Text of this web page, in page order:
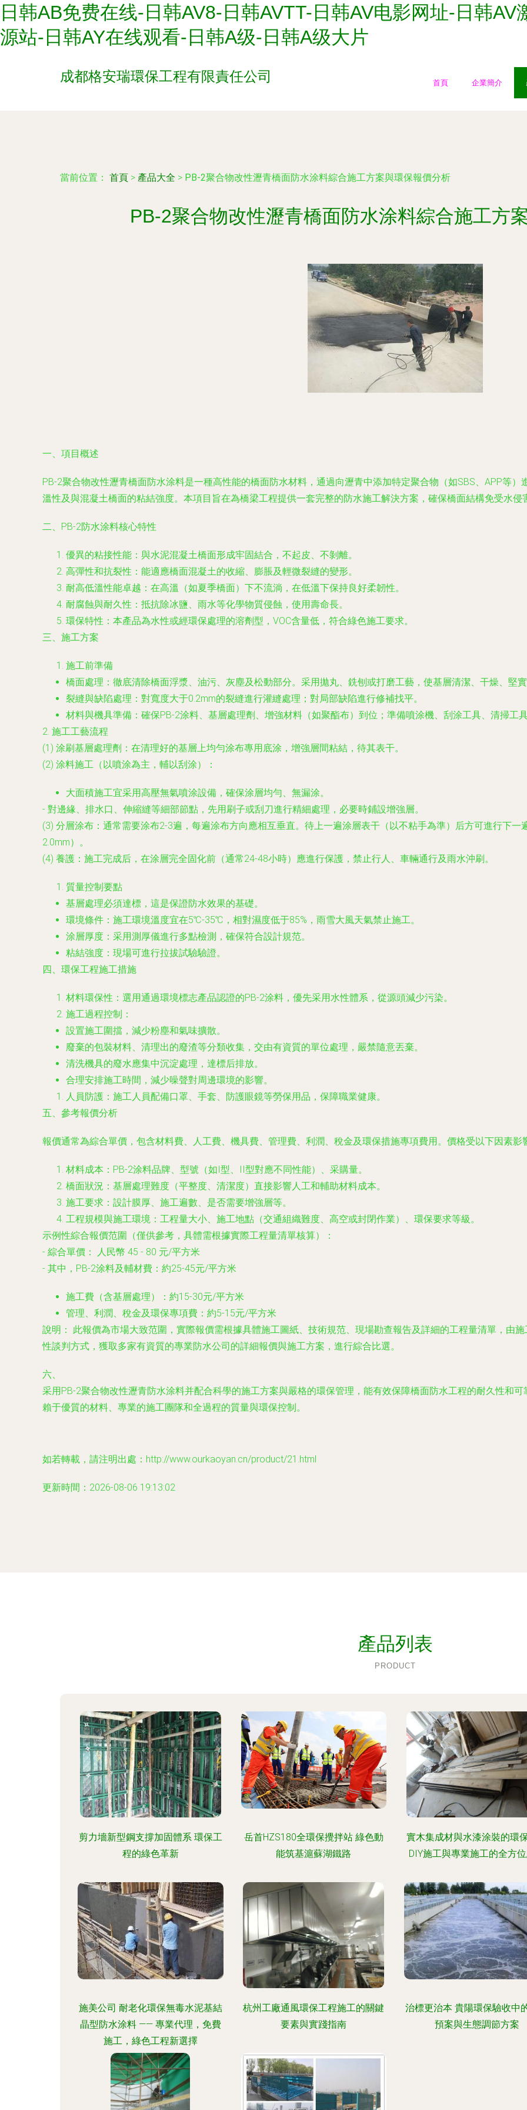
日韩AB免费在线-日韩AV8-日韩AVTT-日韩AV电影网址-日韩
源站-日韩AY在线观看-日韩A级-日韩A级大片
成都格安瑞環保工程有限責任公司 首頁 企業簡介
當前位置： 首頁 > 產品大全 > PB-2聚合物改性瀝青橋面防水涂料綜合施工方案與環保報價分析
PB-2聚合物改性瀝青橋面防水涂料綜合施工方
一、項目概述
PB-2聚合物改性瀝青橋面防水涂料是一種高性能的橋面防水材料，通過向瀝青中添加特定聚合物（如SBS、APP等
溫性及與混凝土橋面的粘結強度。本項目旨在為橋梁工程提供一套完整的防水施工解決方案，確保橋面結構免受水
二、PB-2防水涂料核心特性
優異的粘接性能：與水泥混凝土橋面形成牢固結合，不起皮、不剝離。
高彈性和抗裂性：能適應橋面混凝土的收縮、膨脹及輕微裂縫的變形。
耐高低溫性能卓越：在高溫（如夏季橋面）下不流淌，在低溫下保持良好柔韌性。
耐腐蝕與耐久性：抵抗除冰鹽、雨水等化學物質侵蝕，使用壽命長。
環保特性：本產品為水性或經環保處理的溶劑型，VOC含量低，符合綠色施工要求。
三、施工方案
施工前準備
橋面處理：徹底清除橋面浮漿、油污、灰塵及松動部分。采用拋丸、銑刨或打磨工藝，使基層清潔、干燥、堅
裂縫與缺陷處理：對寬度大于0.2mm的裂縫進行灌縫處理；對局部缺陷進行修補找平。
材料與機具準備：確保PB-2涂料、基層處理劑、增強材料（如聚酯布）到位；準備噴涂機、刮涂工具、清掃工
2. 施工工藝流程
(1) 涂刷基層處理劑：在清理好的基層上均勻涂布專用底涂，增強層間粘結，待其表干。
(2) 涂料施工（以噴涂為主，輔以刮涂）：
大面積施工宜采用高壓無氣噴涂設備，確保涂層均勻、無漏涂。
- 對邊緣、排水口、伸縮縫等細部節點，先用刷子或刮刀進行精細處理，必要時鋪設增強層。
(3) 分層涂布：通常需要涂布2-3遍，每遍涂布方向應相互垂直。待上一遍涂層表干（以不粘手為準）后方可進行下
2.0mm）。
(4) 養護：施工完成后，在涂層完全固化前（通常24-48小時）應進行保護，禁止行人、車輛通行及雨水沖刷。
質量控制要點
基層處理必須達標，這是保證防水效果的基礎。
環境條件：施工環境溫度宜在5℃-35℃，相對濕度低于85%，雨雪大風天氣禁止施工。
涂層厚度：采用測厚儀進行多點檢測，確保符合設計規范。
粘結強度：現場可進行拉拔試驗驗證。
四、環保工程施工措施
材料環保性：選用通過環境標志產品認證的PB-2涂料，優先采用水性體系，從源頭減少污染。
施工過程控制：
設置施工圍擋，減少粉塵和氣味擴散。
廢棄的包裝材料、清理出的廢渣等分類收集，交由有資質的單位處理，嚴禁隨意丟棄。
清洗機具的廢水應集中沉淀處理，達標后排放。
合理安排施工時間，減少噪聲對周邊環境的影響。
人員防護：施工人員配備口罩、手套、防護眼鏡等勞保用品，保障職業健康。
五、參考報價分析
報價通常為綜合單價，包含材料費、人工費、機具費、管理費、利潤、稅金及環保措施專項費用。價格受以下因素影
材料成本：PB-2涂料品牌、型號（如I型、II型對應不同性能）、采購量。
橋面狀況：基層處理難度（平整度、清潔度）直接影響人工和輔助材料成本。
施工要求：設計膜厚、施工遍數、是否需要增強層等。
工程規模與施工環境：工程量大小、施工地點（交通組織難度、高空或封閉作業）、環保要求等級。
示例性綜合報價范圍（僅供參考，具體需根據實際工程量清單核算）：
- 綜合單價：
人民幣 45 - 80 元/平方米
- 其中，PB-2涂料及輔材費：約25-45元/平方米
施工費（含基層處理）：約15-30元/平方米
管理、利潤、稅金及環保專項費：約5-15元/平方米
說明：
此報價為市場大致范圍，實際報價需根據具體施工圖紙、技術規范、現場勘查報告及詳細的工程量清單，由
性談判方式，獲取多家有資質的專業防水公司的詳細報價與施工方案，進行綜合比選。
六、
采用PB-2聚合物改性瀝青防水涂料并配合科學的施工方案與嚴格的環保管理，能有效保障橋面防水工程的耐久性和
賴于優質的材料、專業的施工團隊和全過程的質量與環保控制。
如若轉載，請注明出處：http://www.ourkaoyan.cn/product/21.html
更新時間：2026-08-06 19:13:02
產品列表
PRODUCT
剪力墻新型鋼支撐加固體系 環保工
程的綠色革新
岳首HZS180全環保攪拌站 綠色動
能筑基滬蘇湖鐵路
實木集成材與水漆涂裝的環
DIY施工與專業施工的全方
施美公司 耐老化環保無毒水泥基結
晶型防水涂料 —— 專業代理，免費
施工，綠色工程新選擇
杭州工廠通風環保工程施工的關鍵
要素與實踐指南
治標更治本 貴陽環保驗收中
預案與生態調節方案